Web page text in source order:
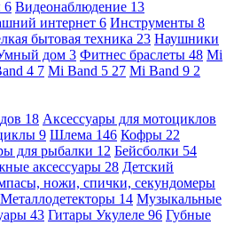
6 Видеонаблюдение 13
интернет 6 Инструменты 8
бытовая техника 23 Наушники
дом 3 Фитнес браслеты 48 Mi
4 7 Mi Band 5 27 Mi Band 9 2
18 Аксессуары для мотоциклов
9 Шлема 146 Кофры 22
для рыбалки 12 Бейсболки 54
аксессуары 28 Детский
ножи, спички, секундомеры
Металлодетекторы 14 Музыкальные
43 Гитары Укулеле 96 Губные